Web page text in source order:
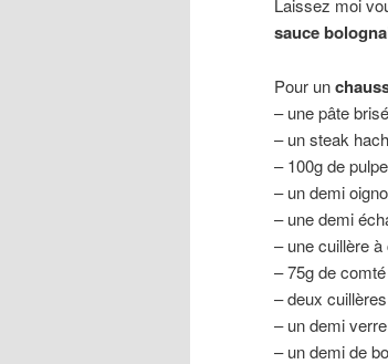
Laissez moi
sauce
Pour un
– une pâte
– un steak
– 100g de
– un demi
– une demi
– une cuillère à
– 75g de
– deux cuillères
– un demi
– un demi de